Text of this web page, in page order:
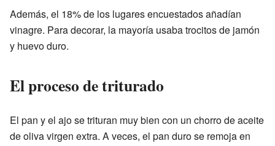
Además, el 18% de los lugares encuestados añadían
vinagre. Para decorar, la mayoría usaba trocitos de jamón
y huevo duro.
El proceso de triturado
El pan y el ajo se trituran muy bien con un chorro de aceite
de oliva virgen extra. A veces, el pan duro se remoja en